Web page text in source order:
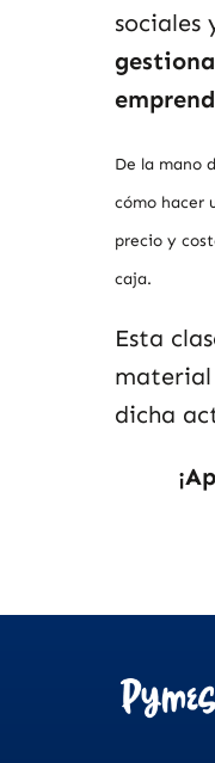
sociales
De la mano
cómo hacer
precio y
caja.
Esta
material
dicha